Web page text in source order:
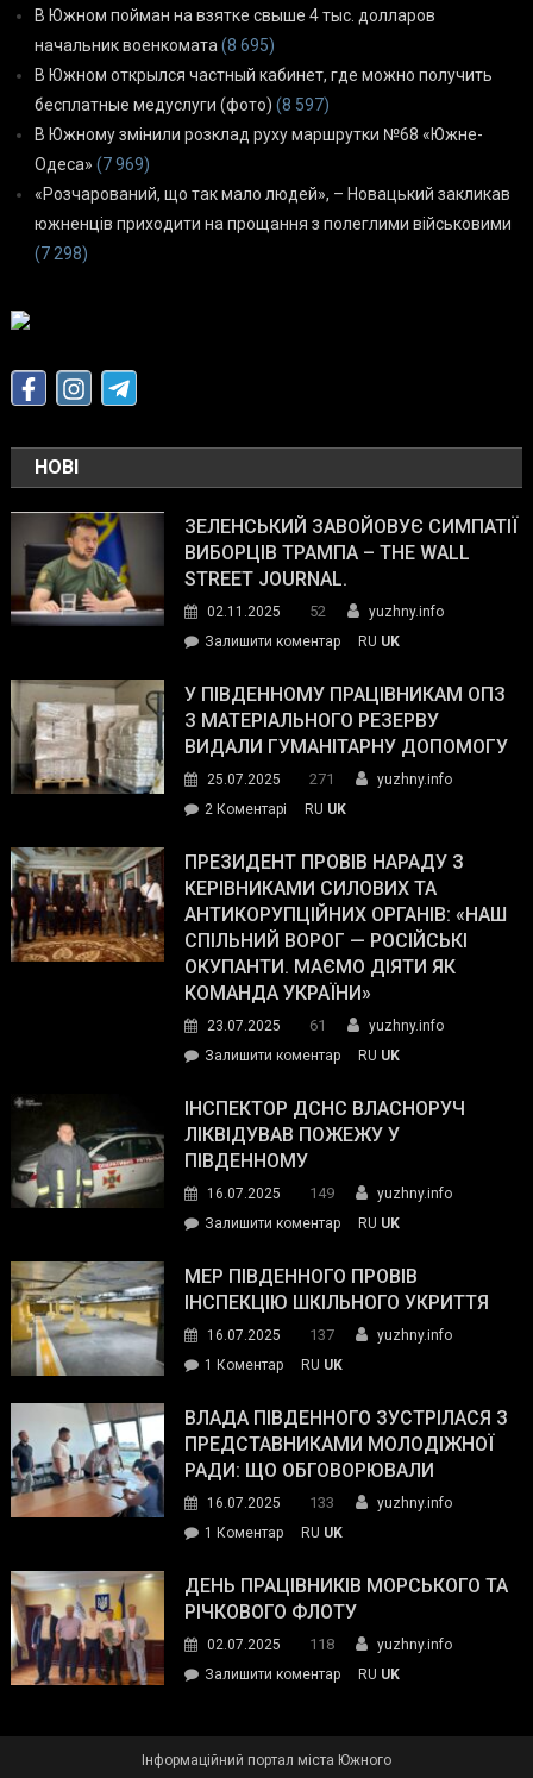
В Южном пойман на взятке свыше 4 тыс. долларов
начальник военкомата (8 695)
В Южном открылся частный кабинет, где можно получить
бесплатные медуслуги (фото) (8 597)
В Южному змінили розклад руху маршрутки №68 «Южне-
Одеса» (7 969)
«Розчарований, що так мало людей», – Новацький закликав
южненців приходити на прощання з полеглими військовими
(7 298)
НОВІ
ЗЕЛЕНСЬКИЙ ЗАВОЙОВУЄ СИМПАТІЇ
ВИБОРЦІВ ТРАМПА – THE WALL
STREET JOURNAL.
02.11.2025 52
yuzhny.info
Залишити коментарon
завойовує
симпатії
виборців
The
Street
Journal.
RU UK
У ПІВДЕННОМУ ПРАЦІВНИКАМ ОПЗ
З МАТЕРІАЛЬНОГО РЕЗЕРВУ
ВИДАЛИ ГУМАНІТАРНУ ДОПОМОГУ
25.07.2025 271
yuzhny.info
2 Коментарі
Південному
працівникам
ОПЗ
з
матеріального
резерву
гуманітарну
допомогу
RU UK
ПРЕЗИДЕНТ ПРОВІВ НАРАДУ З
КЕРІВНИКАМИ СИЛОВИХ ТА
АНТИКОРУПЦІЙНИХ ОРГАНІВ: «НАШ
СПІЛЬНИЙ ВОРОГ — РОСІЙСЬКІ
ОКУПАНТИ. МАЄМО ДІЯТИ ЯК
КОМАНДА УКРАЇНИ»
23.07.2025 61
yuzhny.info
Залишити коментарon
провів
нараду
силових
та
органів:
«Наш
спільний
окупанти.
Маємо
діяти
команда
RU UK
ІНСПЕКТОР ДСНС ВЛАСНОРУЧ
ЛІКВІДУВАВ ПОЖЕЖУ У
ПІВДЕННОМУ
16.07.2025 149
yuzhny.info
Залишити коментарon
ДСНС
власноруч
пожежу
у
RU UK
МЕР ПІВДЕННОГО ПРОВІВ
ІНСПЕКЦІЮ ШКІЛЬНОГО УКРИТТЯ
16.07.2025 137
yuzhny.info
1 Коментардо
Південного
провів
інспекцію
укриття
RU UK
ВЛАДА ПІВДЕННОГО ЗУСТРІЛАСЯ З
ПРЕДСТАВНИКАМИ МОЛОДІЖНОЇ
РАДИ: ЩО ОБГОВОРЮВАЛИ
16.07.2025 133
yuzhny.info
1 Коментардо
Південного
зустрілася
представниками
молодіжної
обговорювали
RU UK
ДЕНЬ ПРАЦІВНИКІВ МОРСЬКОГО ТА
РІЧКОВОГО ФЛОТУ
02.07.2025 118
yuzhny.info
Залишити коментарon
RU UK
Інформаційний портал міста Южного